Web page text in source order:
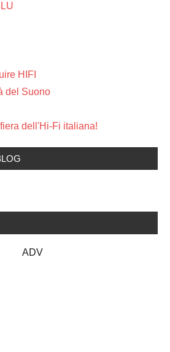
HIFI
del Suono
dell'Hi-Fi italiana!
ADV